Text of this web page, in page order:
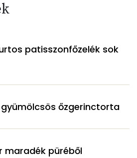
patisszonfőzelék sok
őzgerinctorta
maradék püréből